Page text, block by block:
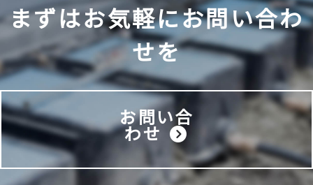
まずはお気軽にお問い合わ
せを
お問い合
わせ